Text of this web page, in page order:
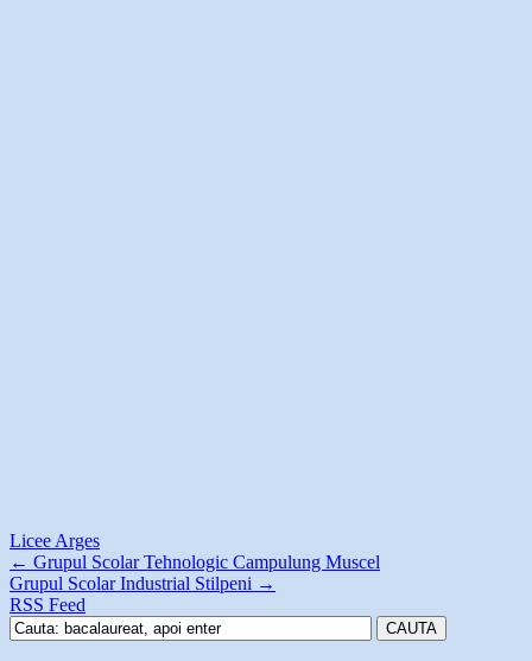
Licee Arges
← Grupul Scolar Tehnologic Campulung Muscel
Grupul Scolar Industrial Stilpeni →
RSS Feed